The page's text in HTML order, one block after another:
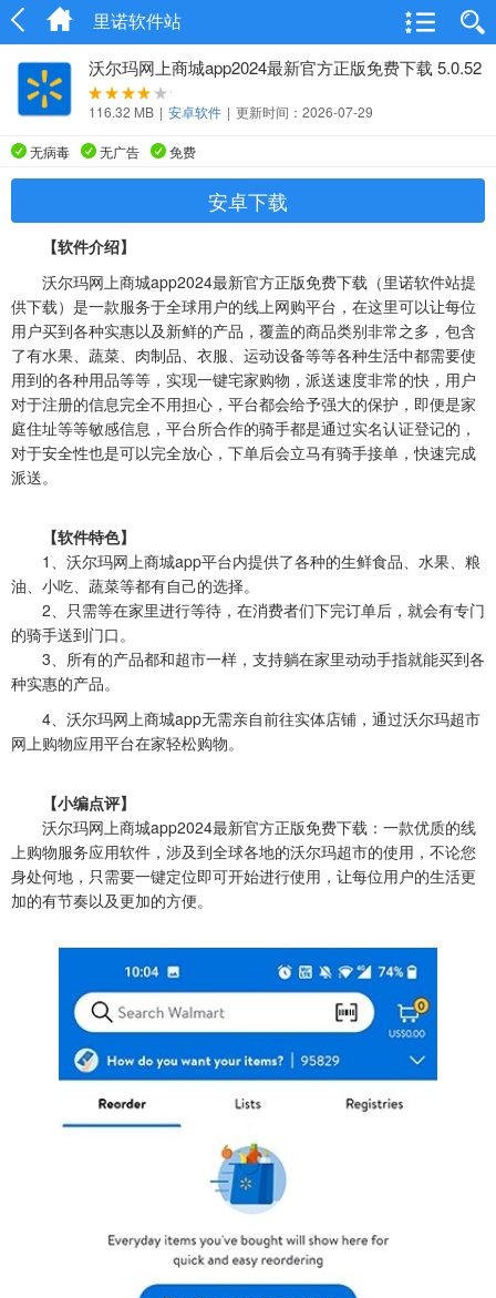
里诺软件站
沃尔玛网上商城app2024最新官方正版免费下载 5.0.52
116.32 MB | 安卓软件 | 更新时间：2026-07-29
无病毒 无广告 免费
安卓下载
【软件介绍】
沃尔玛网上商城app2024最新官方正版免费下载（里诺软件站提
供下载）是一款服务于全球用户的线上网购平台，在这里可以让每位
用户买到各种实惠以及新鲜的产品，覆盖的商品类别非常之多，包含
了有水果、蔬菜、肉制品、衣服、运动设备等等各种生活中都需要使
用到的各种用品等等，实现一键宅家购物，派送速度非常的快，用户
对于注册的信息完全不用担心，平台都会给予强大的保护，即便是家
庭住址等等敏感信息，平台所合作的骑手都是通过实名认证登记的，
对于安全性也是可以完全放心，下单后会立马有骑手接单，快速完成
派送。
【软件特色】
1、沃尔玛网上商城app平台内提供了各种的生鲜食品、水果、粮
油、小吃、蔬菜等都有自己的选择。
2、只需等在家里进行等待，在消费者们下完订单后，就会有专门
的骑手送到门口。
3、所有的产品都和超市一样，支持躺在家里动动手指就能买到各
种实惠的产品。
4、沃尔玛网上商城app无需亲自前往实体店铺，通过沃尔玛超市
网上购物应用平台在家轻松购物。
【小编点评】
沃尔玛网上商城app2024最新官方正版免费下载：一款优质的线
上购物服务应用软件，涉及到全球各地的沃尔玛超市的使用，不论您
身处何地，只需要一键定位即可开始进行使用，让每位用户的生活更
加的有节奏以及更加的方便。